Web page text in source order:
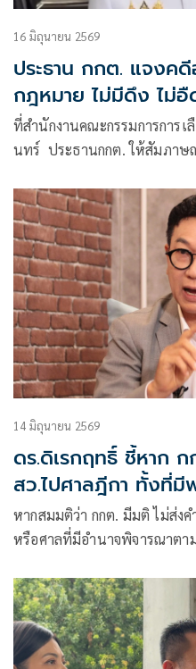
16 มิถุนายน 2569
ประธาน กกต. แจงค
กฎหมาย ไม่มีดึง ไม่อื
ที่สำนักงานคณะกรรมการการเ
นทร์ ประธานกกต. ให้สัมภาษ
14 มิถุนายน 2569
ดร.ดิเรกฤทธิ์ ชี้หาก
สว.ไปศาลฎีกา ทั้งที่มี
ผล 4 มิติสำคัญ
หากสมมติว่า กกต. มีมติ ไม่ส่งค
หรือศาลที่มีอำนาจพิจารณาตา
หลายมิติ